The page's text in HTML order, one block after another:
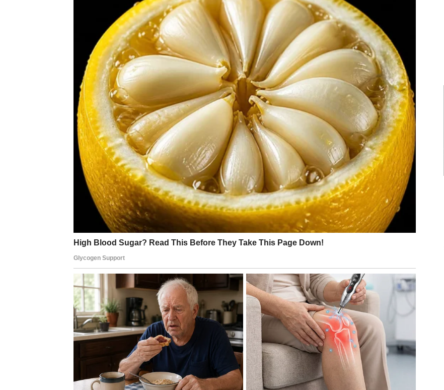
Odnos postaje strastveniji i iskreniji.
Srce vam se budi za nešto novo
Pred vama su veoma zanimljivi trenuci.
BIK
Ljubav vam donosi osjećaj sigurnosti i stabilnosti.
Oni koji su slobodni mogli bi upoznati osobu koja ih privlači svojom iskrenošću i smirenošću.
Za zauzete
Dolazi period veće bliskosti i povjerenja.
Ljubav postaje vaša sigurna luka
Pred vama su veoma lijepi trenuci.
BLIZANCI
Komunikacija je vaša najveća prednost tokom juna.
Jedan razgovor, poruka ili slučajan susret mogli bi prerasti u nešto mnogo ozbiljnije.
Za zauzete